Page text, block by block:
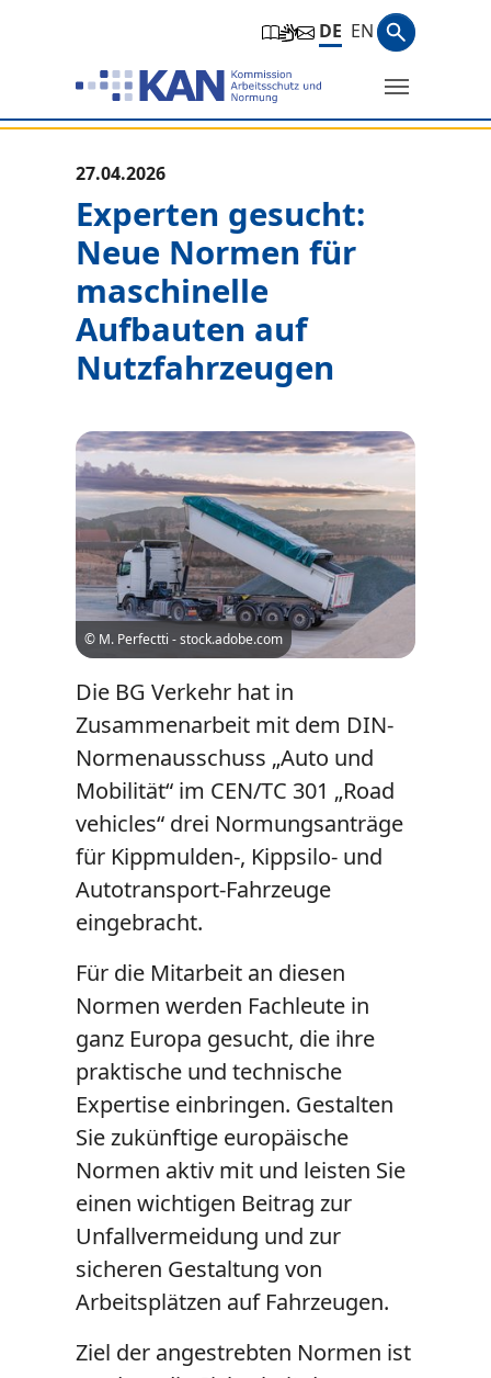
DE EN
Suche
27.04.2026
Experten gesucht:
Neue Normen für
maschinelle
Aufbauten auf
Nutzfahrzeugen
© M. Perfectti - stock.adobe.com
Die BG Verkehr hat in
Zusammenarbeit mit dem DIN-
Normenausschuss „Auto und
Mobilität“ im CEN/TC 301 „Road
vehicles“ drei Normungsanträge
für Kippmulden-, Kippsilo- und
Autotransport-Fahrzeuge
eingebracht.
Für die Mitarbeit an diesen
Normen werden Fachleute in
ganz Europa gesucht, die ihre
praktische und technische
Expertise einbringen. Gestalten
Sie zukünftige europäische
Normen aktiv mit und leisten Sie
einen wichtigen Beitrag zur
Unfallvermeidung und zur
sicheren Gestaltung von
Arbeitsplätzen auf Fahrzeugen.
Ziel der angestrebten Normen ist